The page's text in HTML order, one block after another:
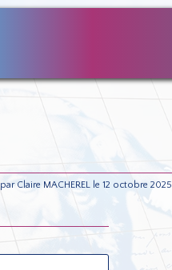
par Claire MACHEREL le 12 octobre 2025